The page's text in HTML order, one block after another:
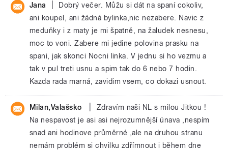
Jana
Dobrý večer. Můžu si dát na spaní cokoliv,
ani koupel, ani žádná bylinka,nic nezabere. Navic z
meduňky i z maty je mi špatně, na žaludek nesnesu,
moc to voni. Zabere mi jedine polovina prasku na
spani, jak skonci Nocni linka. V jednu si ho vezmu a
tak v pul treti usnu a spim tak do 6 nebo 7 hodin.
Kazda rada marná, zavidim vsem, co dokazi usnout.
Milan,Valašsko
Zdravím naši NL s milou Jitkou !
Na nespavost je asi asi nejrozumnější únava ,nespím
snad ani hodinove průměrné ,ale na druhou stranu
nemám problém si chvilku zdřímnout i během dne